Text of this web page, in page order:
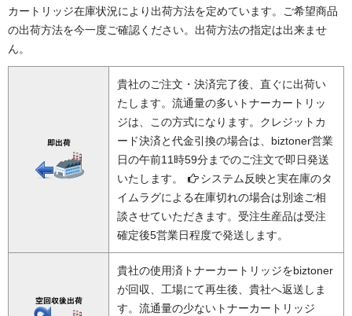
カートリッジ在庫状況により出荷方法を定めています。ご希望商品
の出荷方法を今一度ご確認ください。出荷方法の指定は出来ませ
ん。
貴社のご注文・決済完了後、直ぐに出荷い
たします。流通量の多いトナーカートリッ
ジは、この方式になります。クレジットカ
ード決済と代金引換の場合は、biztoner営業
日の午前11時59分までのご注文で即日発送
いたします。
システム反映と実在庫のタ
イムラグによる在庫切れの場合は別途ご相
談させていただきます。受注生産品は受注
確定後5営業日程度で発送します。
貴社の使用済トナーカートリッジをbiztoner
が回収、工場にて再生後、貴社へ返送しま
す。流通量の少ないトナーカートリッジ